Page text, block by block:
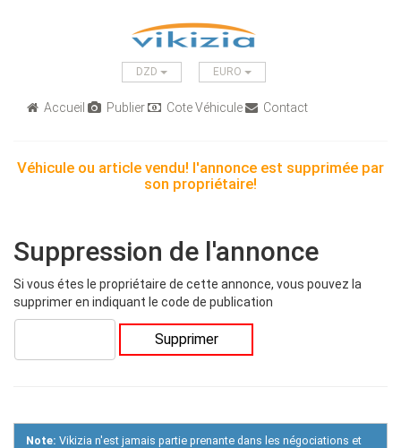
DZD EURO
Accueil Publier Cote Véhicule Contact
Véhicule ou article vendu! l'annonce est supprimée par
son propriétaire!
Suppression de l'annonce
Si vous étes le propriétaire de cette annonce, vous pouvez la
supprimer en indiquant le code de publication
Supprimer
Note: Vikizia n'est jamais partie prenante dans les négociations et